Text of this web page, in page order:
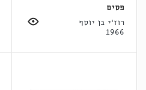
פסים
רוז'י בן יוסף
1966